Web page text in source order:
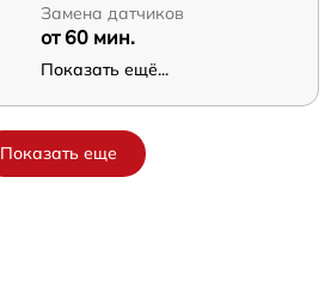
Замена датчиков
от 60 мин.
Показать ещё...
Показать еще